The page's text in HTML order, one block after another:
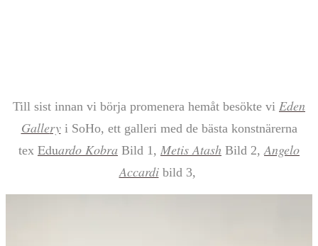
Till sist innan vi börja promenera hemåt besökte vi Eden
Galleryi SoHo, ett galleri med de bästa konstnärerna
tex Eduardo Kobra Bild 1, Metis Atash Bild 2, Angelo
Accardibild 3,